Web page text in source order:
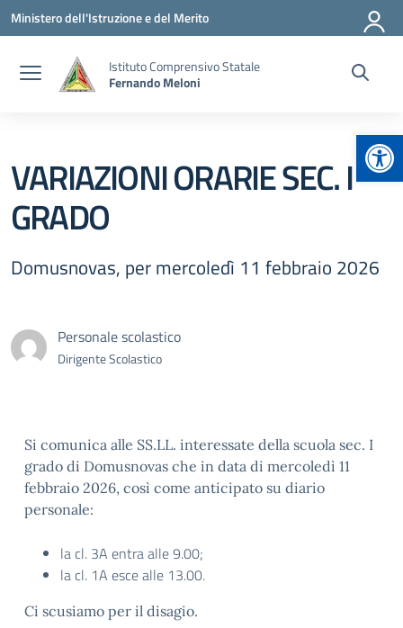
Vai ai contenuti
Vai al menu di navigazione
Vai al footer
Ministero dell'Istruzione e del Merito
Istituto Comprensivo Statale
Fernando Meloni
VARIAZIONI ORARIE SEC. I
GRADO
Domusnovas, per mercoledì 11 febbraio 2026
Personale scolastico
Dirigente Scolastico
Si comunica alle SS.LL. interessate della scuola sec. I
grado di Domusnovas che in data di mercoledì 11
febbraio 2026, così come anticipato su diario
personale:
la cl. 3A entra alle 9.00;
la cl. 1A esce alle 13.00.
Ci scusiamo per il disagio.